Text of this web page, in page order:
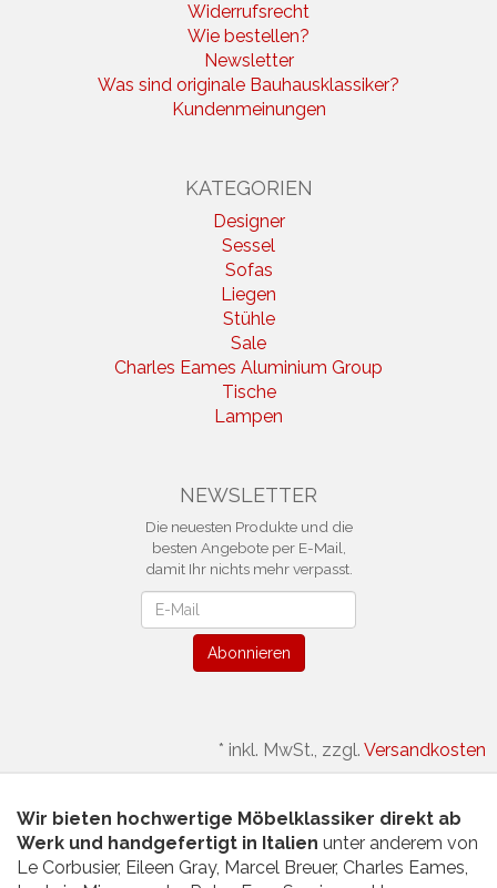
Widerrufsrecht
Wie bestellen?
Newsletter
Was sind originale Bauhausklassiker?
Kundenmeinungen
KATEGORIEN
Designer
Sessel
Sofas
Liegen
Stühle
Sale
Charles Eames Aluminium Group
Tische
Lampen
NEWSLETTER
Die neuesten Produkte und die
besten Angebote per E-Mail,
damit Ihr nichts mehr verpasst.
Abonnieren
* inkl. MwSt., zzgl. Versandkosten
Wir bieten hochwertige Möbelklassiker direkt ab
Werk und handgefertigt in Italien unter anderem von
Le Corbusier, Eileen Gray, Marcel Breuer, Charles Eames,